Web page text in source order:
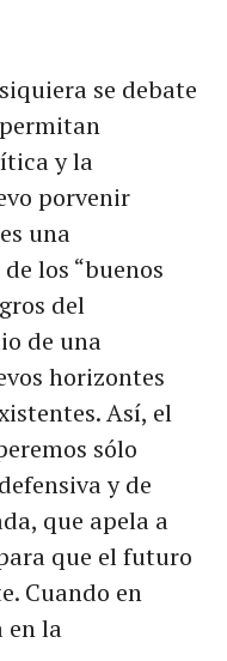
se debate
y la
porvenir
una
los “buenos
del
de una
horizontes
Así, el
sólo
y de
que apela a
que el futuro
Cuando en
en la